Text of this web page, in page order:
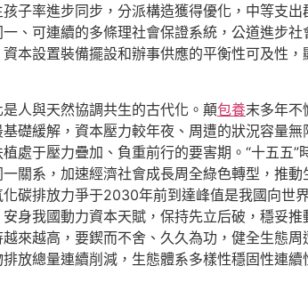
子率進步同步，分派構造獲得優化，中等支
、可連續的多條理社會保證系統，公道進步
本設置裝備擺設和辦事供應的平衡性可及性
人與天然協調共生的古代化。顛包養末多年不
礎緩解，資本壓力較年夜、周遭的狀況容量
處于壓力疊加、負重前行的要害期。“十五五
一關系，加速經濟社會成長周全綠色轉型，推
碳排放力爭于2030年前到達峰值是我國向世
身我國動力資本天賦，保持先立后破，穩妥
來越高，要鍥而不舍、久久為功，健全生態
放總量連續削減，生態體系多樣性穩固性連續